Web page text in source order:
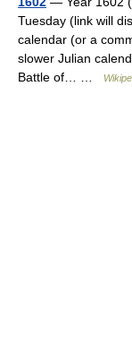
Tuesday (link will
calendar (or a
slower Julian
Battle of… …